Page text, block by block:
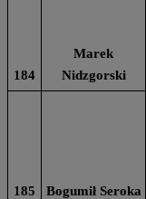
184
Marek
Nidzgorski
185 Bogumił Seroka